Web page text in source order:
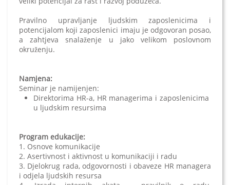
Pravilno upravljanje ljudskim zaposlenicima i
potencijalom koji zaposlenici imaju je odgovoran posao,
a zahtjeva snalaženje u jako velikom poslovnom
okruženju.
Namjena:
Seminar je namijenjen:
Direktorima HR-a, HR managerima i zaposlenicima
u ljudskim resursima
Program edukacije:
1. Osnove komunikacije
2. Asertivnost i aktivnost u komunikaciji i radu
3. Djelokrug rada, odgovornosti i obaveze HR managera
i odjela ljudskih resursa